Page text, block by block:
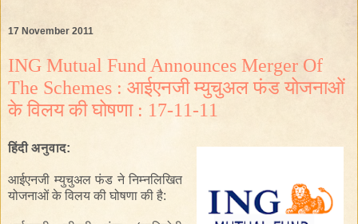
17 November 2011
ING Mutual Fund Announces Merger Of
The Schemes : आईएनजी म्युचुअल फंड योजनाओं
के विलय की घोषणा : 17-11-11
हिंदी अनुवाद:
आईएनजी म्युचुअल फंड ने निम्नलिखित
योजनाओं के विलय की घोषणा की है: